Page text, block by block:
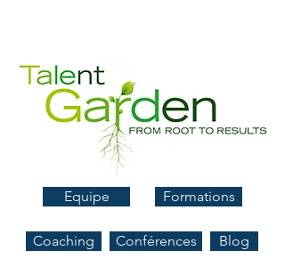
Equipe Formations
Coaching Conférences Blog